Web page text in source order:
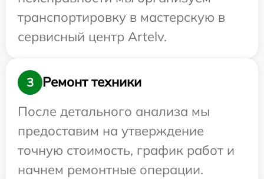
транспортировку в мастерскую в
сервисный центр Artelv.
3
Ремонт техники
После детального анализа мы
предоставим на утверждение
точную стоимость, график работ и
начнем ремонтные операции.